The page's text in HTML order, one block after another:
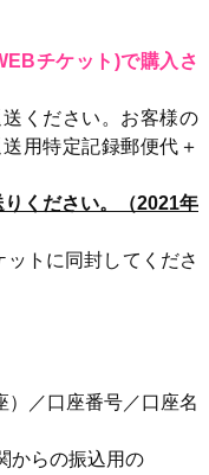
チケット)で購入さ
ください。お客様の
用特定記録郵便代＋
ください。（2021年
トに同封してくださ
）／口座番号／口座名
からの振込用の